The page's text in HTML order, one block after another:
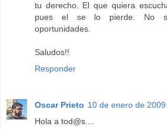
tu derecho. El que quiera
pues el se lo pierde. No
oportunidades.
Saludos!!
Responder
Oscar Prieto 10 de enero de
Hola a tod@s....